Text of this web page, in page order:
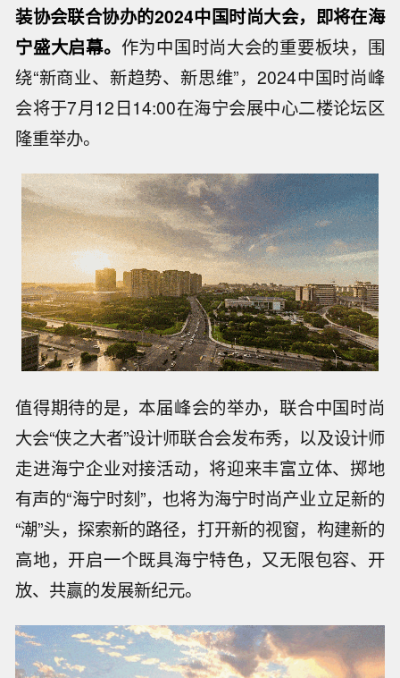
装协会联合协办的2024中国时尚大会，即将在海
宁盛大启幕。 作为中国时尚大会的重要板块，围
绕“新商业、新趋势、新思维”，2024中国时尚峰
会将于7月12日14:00在海宁会展中心二楼论坛区
隆重举办。
值得期待的是，本届峰会的举办，联合中国时尚
大会“侠之大者”设计师联合会发布秀，以及设计师
走进海宁企业对接活动，将迎来丰富立体、掷地
有声的“海宁时刻”，也将为海宁时尚产业立足新的
“潮”头，探索新的路径，打开新的视窗，构建新的
高地，开启一个既具海宁特色，又无限包容、开
放、共赢的发展新纪元。